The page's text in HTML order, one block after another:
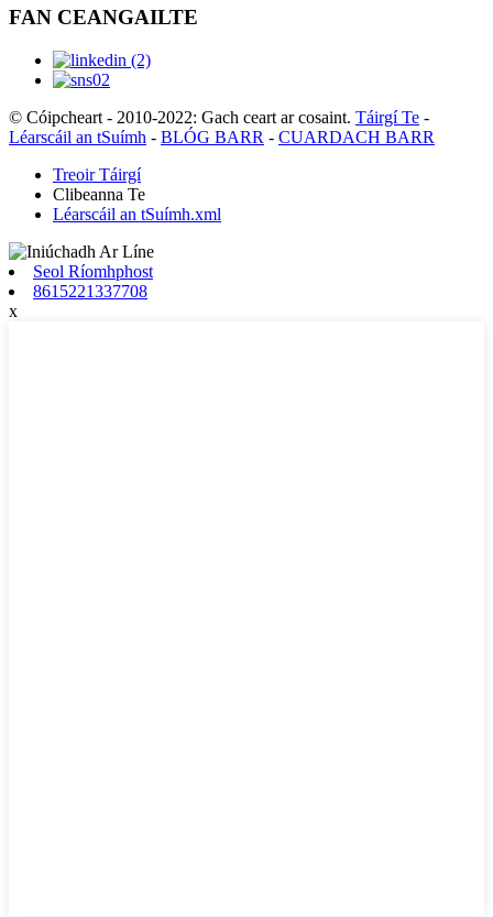
FAN CEANGAILTE
© Cóipcheart - 2010-2022: Gach ceart ar cosaint. Táirgí Te -
Léarscáil an tSuímh - BLÓG BARR - CUARDACH BARR
Treoir Táirgí
Clibeanna Te
Léarscáil an tSuímh.xml
Seol Ríomhphost
8615221337708
x